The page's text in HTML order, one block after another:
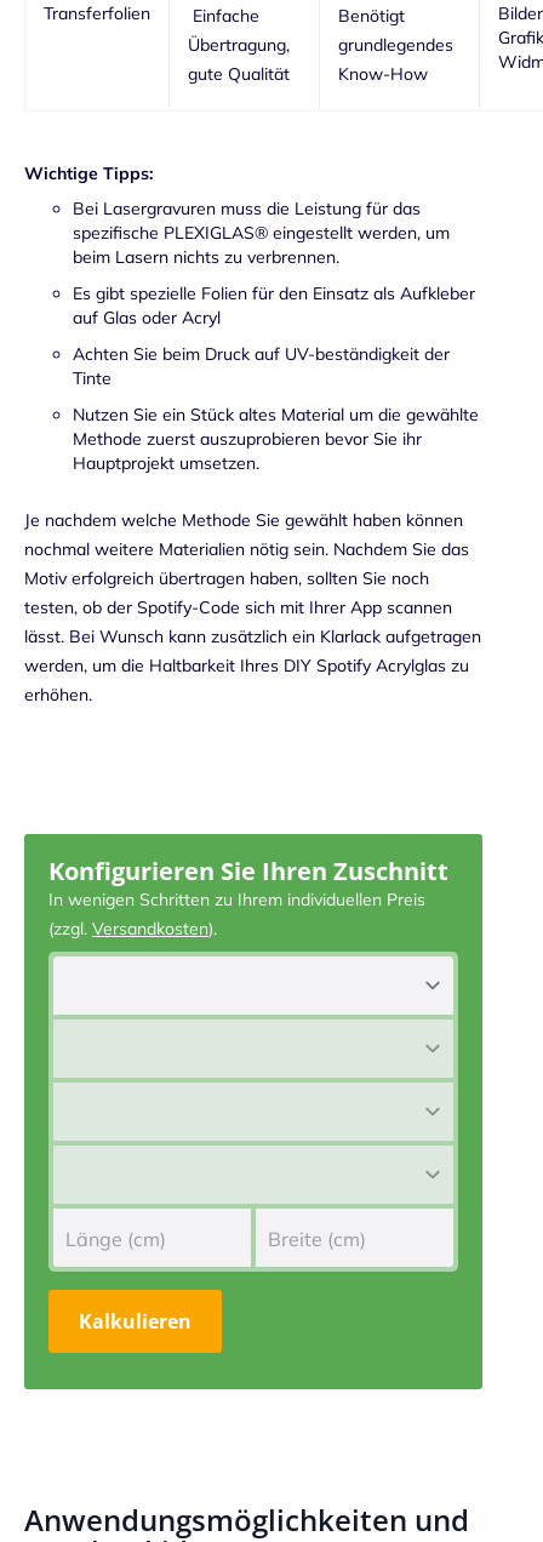
Transferfolien
Einfache
Übertragung,
gute Qualität
Benötigt
grundlegendes
Know-How
Wichtige Tipps:
Bei Lasergravuren muss die Leistung für das
spezifische PLEXIGLAS® eingestellt werden, um
beim Lasern nichts zu verbrennen.
Es gibt spezielle Folien für den Einsatz als Aufkleber
auf Glas oder Acryl
Achten Sie beim Druck auf UV-beständigkeit der
Tinte
Nutzen Sie ein Stück altes Material um die gewählte
Methode zuerst auszuprobieren bevor Sie ihr
Hauptprojekt umsetzen.
Je nachdem welche Methode Sie gewählt haben können
nochmal weitere Materialien nötig sein. Nachdem Sie das
Motiv erfolgreich übertragen haben, sollten Sie noch
testen, ob der Spotify-Code sich mit Ihrer App scannen
lässt. Bei Wunsch kann zusätzlich ein Klarlack aufgetragen
werden, um die Haltbarkeit Ihres DIY Spotify Acrylglas zu
erhöhen.
Konfigurieren Sie Ihren Zuschnitt
In wenigen Schritten zu Ihrem individuellen Preis
(zzgl. Versandkosten).
Kalkulieren
Anwendungsmöglichkeiten und